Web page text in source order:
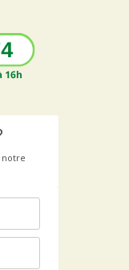
notre